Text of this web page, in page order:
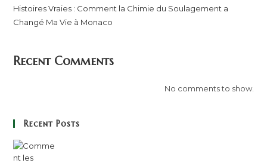
Histoires Vraies : Comment la Chimie du Soulagement a
Changé Ma Vie à Monaco
Recent Comments
No comments to show.
Recent Posts